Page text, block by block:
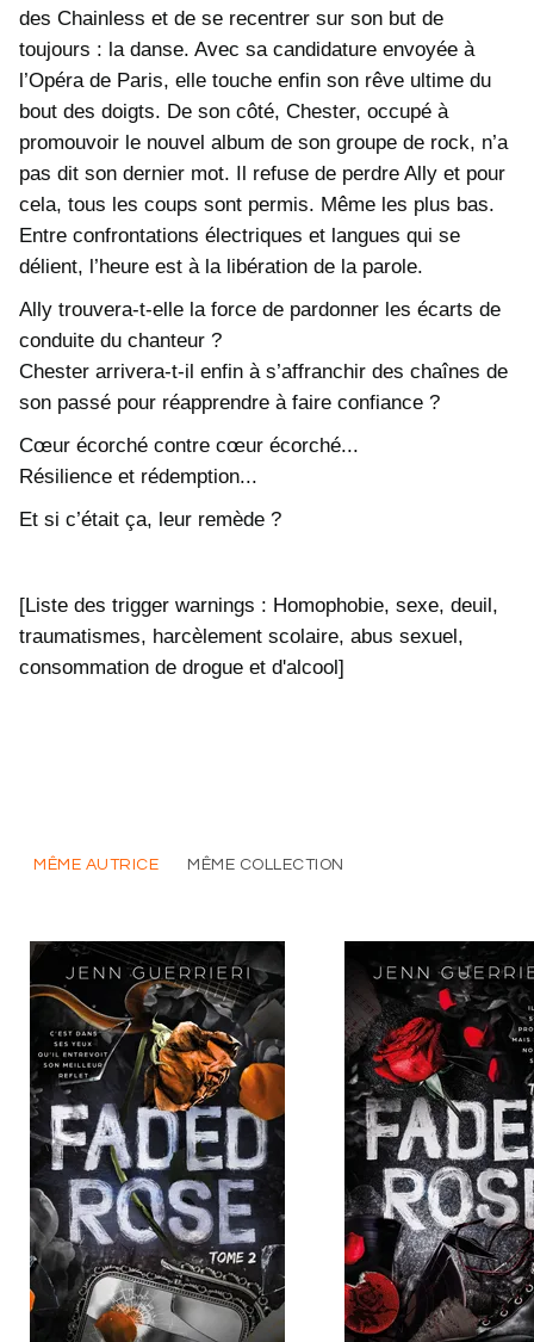
des Chainless et de se recentrer sur son but de
toujours : la danse. Avec sa candidature envoyée à
l’Opéra de Paris, elle touche enfin son rêve ultime du
bout des doigts. De son côté, Chester, occupé à
promouvoir le nouvel album de son groupe de rock, n’a
pas dit son dernier mot. Il refuse de perdre Ally et pour
cela, tous les coups sont permis. Même les plus bas.
Entre confrontations électriques et langues qui se
délient, l’heure est à la libération de la parole.
Ally trouvera-t-elle la force de pardonner les écarts de
conduite du chanteur ?
Chester arrivera-t-il enfin à s’affranchir des chaînes de
son passé pour réapprendre à faire confiance ?
Cœur écorché contre cœur écorché...
Résilience et rédemption...
Et si c’était ça, leur remède ?
[Liste des trigger warnings : Homophobie, sexe, deuil,
traumatismes, harcèlement scolaire, abus sexuel,
consommation de drogue et d'alcool]
MÊME AUTRICE MÊME COLLECTION